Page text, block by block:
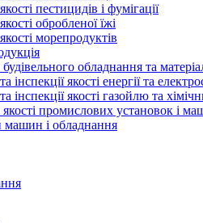
пестицидів і фумігації
обробленої їжі
морепродуктів
обладнання та
інспекції якості енергії та
інспекції якості газойлю та
якості промислових установок і
машин і обладнання